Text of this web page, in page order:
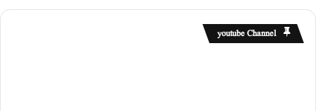
youtube Channel